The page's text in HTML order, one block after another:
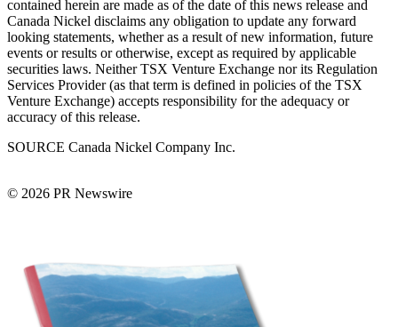
contained herein are made as of the date of this news release and
Canada Nickel disclaims any obligation to update any forward
looking statements, whether as a result of new information, future
events or results or otherwise, except as required by applicable
securities laws. Neither TSX Venture Exchange nor its Regulation
Services Provider (as that term is defined in policies of the TSX
Venture Exchange) accepts responsibility for the adequacy or
accuracy of this release.
SOURCE Canada Nickel Company Inc.
© 2026 PR Newswire